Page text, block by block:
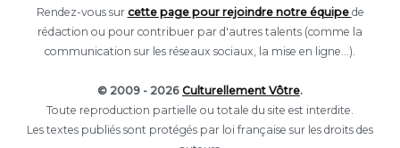
Rendez-vous sur cette page pour rejoindre notre équipe de
rédaction ou pour contribuer par d'autres talents (comme la
communication sur les réseaux sociaux, la mise en ligne...).
© 2009 - 2026 Culturellement Vôtre.
Toute reproduction partielle ou totale du site est interdite.
Les textes publiés sont protégés par loi française sur les droits des